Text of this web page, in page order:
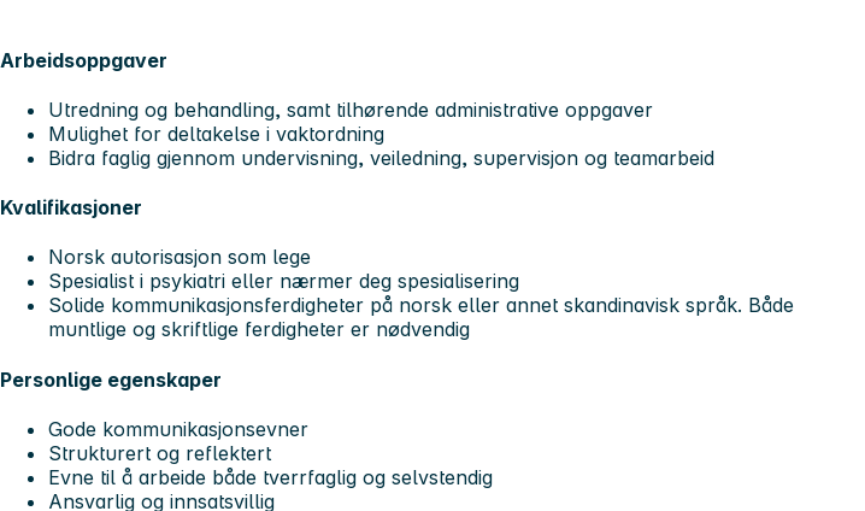
Arbeidsoppgaver
Utredning og behandling, samt tilhørende administrative oppgaver
Mulighet for deltakelse i vaktordning
Bidra faglig gjennom undervisning, veiledning, supervisjon og teamarbeid
Kvalifikasjoner
Norsk autorisasjon som lege
Spesialist i psykiatri eller nærmer deg spesialisering
Solide kommunikasjonsferdigheter på norsk eller annet skandinavisk språk. Både
muntlige og skriftlige ferdigheter er nødvendig
Personlige egenskaper
Gode kommunikasjonsevner
Strukturert og reflektert
Evne til å arbeide både tverrfaglig og selvstendig
Ansvarlig og innsatsvillig